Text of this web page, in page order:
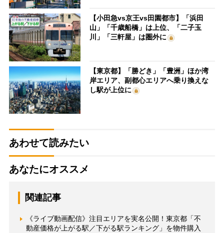
【小田急vs京王vs田園都市】「浜田
山」「千歳船橋」は上位、「二子玉
川」「三軒屋」は圏外に
【東京都】「勝どき」「豊洲」ほか湾
岸エリア、副都心エリアへ乗り換えな
し駅が上位に
あわせて読みたい
あなたにオススメ
関連記事
《ライブ動画配信》注目エリアを実名公開！東京都「不
動産価格が上がる駅／下がる駅ランキング」を物件購入